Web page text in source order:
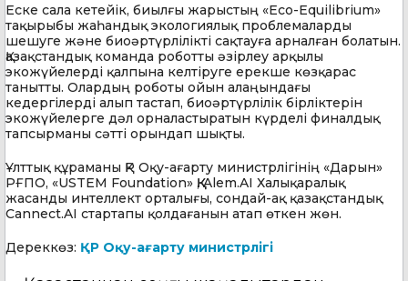
Еске сала кетейік, биылғы жарыстың «Eco-Equilibrium»
тақырыбы жаһандық экологиялық проблемаларды
шешуге және биоәртүрлілікті сақтауға арналған болатын.
Қазақстандық команда роботты әзірлеу арқылы
экожүйелерді қалпына келтіруге ерекше көзқарас
танытты. Олардың роботы ойын алаңындағы
кедергілерді алып тастап, биоәртүрлілік бірліктерін
экожүйелерге дәл орналастыратын күрделі финалдық
тапсырманы сәтті орындап шықты.
Ұлттық құраманы ҚР Оқу-ағарту министрлігінің «Дарын»
РҒПО, «USTEM Foundation» ҚҚ, Alem.AI Халықаралық
жасанды интеллект орталығы, сондай-ақ қазақстандық
Cannect.AI стартапы қолдағанын атап өткен жөн.
Дереккөз: ҚР Оқу-ағарту министрлігі